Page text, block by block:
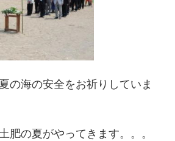
の海の安全をお祈りしていま
肥の夏がやってきます。。。